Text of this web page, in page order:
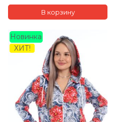
ХИТ!
Новинка